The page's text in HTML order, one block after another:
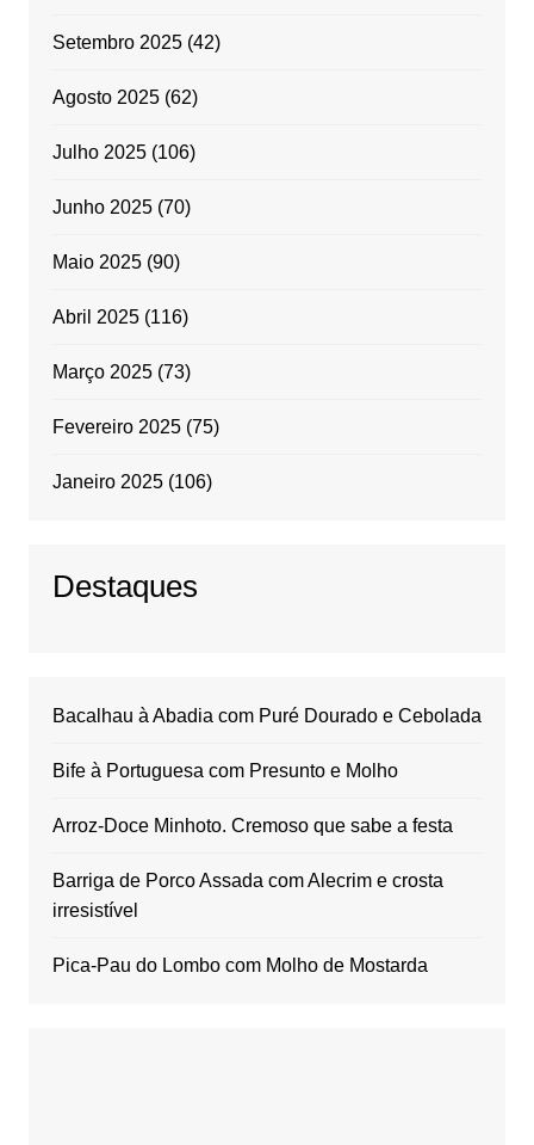
Setembro 2025(42)
Agosto 2025(62)
Julho 2025(106)
Junho 2025(70)
Maio 2025(90)
Abril 2025(116)
Março 2025(73)
Fevereiro 2025(75)
Janeiro 2025(106)
Destaques
Bacalhau à Abadia com Puré Dourado e Cebolada
Bife à Portuguesa com Presunto e Molho
Arroz-Doce Minhoto. Cremoso que sabe a festa
Barriga de Porco Assada com Alecrim e crosta
irresistível
Pica-Pau do Lombo com Molho de Mostarda